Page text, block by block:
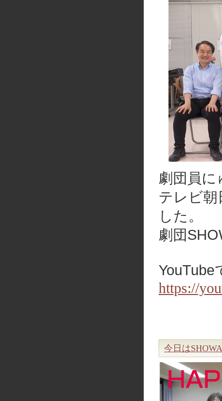
劇団員に
テレビ
した。
劇団
YouTube
https://
今日は